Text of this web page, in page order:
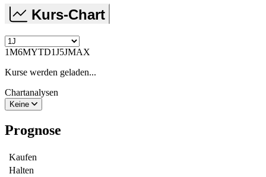
Kurs-Chart
1M6MYTD1J5JMAX
Kurse werden geladen...
Chartanalysen
Keine
Prognose
Kaufen
Halten